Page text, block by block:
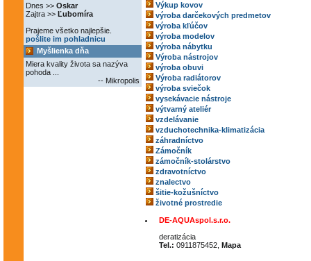
Dnes >> Oskar
Zajtra >> Ľubomíra
Prajeme všetko najlepšie.
pošlite im pohladnicu
Myšlienka dňa
Miera kvality života sa nazýva
pohoda ...
-- Mikropolis
Výkup kovov
výroba darčekových predmetov
výroba kľúčov
výroba modelov
výroba nábytku
Výroba nástrojov
výroba obuvi
Výroba radiátorov
výroba sviečok
vysekávacie nástroje
výtvarný ateliér
vzdelávanie
vzduchotechnika-klimatizácia
záhradníctvo
Zámočník
zámočník-stolárstvo
zdravotníctvo
znalectvo
šitie-kožušníctvo
životné prostredie
DE-AQUAspol.s.r.o.
deratizácia
Tel.: 0911875452, Mapa